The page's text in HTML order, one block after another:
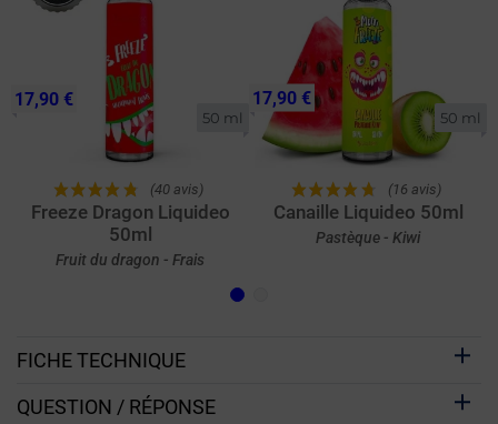
50 ml
(40 avis)
Freeze Dragon Liquideo
50ml
Fruit du dragon - Frais
17,90 €
50 ml
(16 avis)
Canaille Liquideo 50ml
Pastèque - Kiwi
17,90 €
FICHE TECHNIQUE
QUESTION / RÉPONSE